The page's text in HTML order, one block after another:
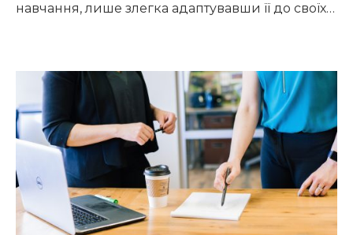
навчання, лише злегка адаптувавши її до своїх
допомагали заступник директора Команди
підтримки реформ МОН України Роман Шиян і
експертка цієї команди Ірина Старагіна.
СПІЛЬНІ РИСИ МОДЕЛЬНИХ І НАВЧАЛЬНИХ
ПРОГРАМ На основі держстандарту
розробляються типова […]